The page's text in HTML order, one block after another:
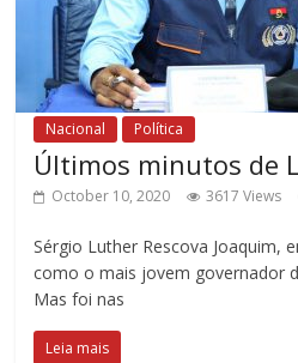
Nacional Política
Últimos minutos de
October 10, 2020 3617 Views
Sérgio Luther Rescova Joaquim,
como o mais jovem governador
Mas foi nas
Leia mais